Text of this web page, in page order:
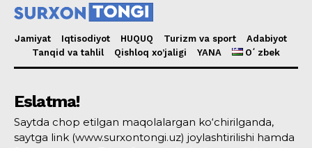
Jamiyat Iqtisodiyot HUQUQ Turizm va sport
Adabiyot
Tanqid va tahlil
Qishloq xo’jaligi YANA Oʻzbek
Eslatma!
Saytda chop etilgan maqolalargan ko‘chirilganda,
saytga link (www.surxontongi.uz) joylashtirilishi hamda